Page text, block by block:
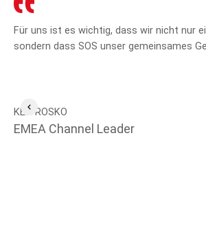
Für uns ist es wichtig, dass wir nicht nur
sondern dass SOS unser gemeinsames
KEN ROSKO
EMEA Channel Leader